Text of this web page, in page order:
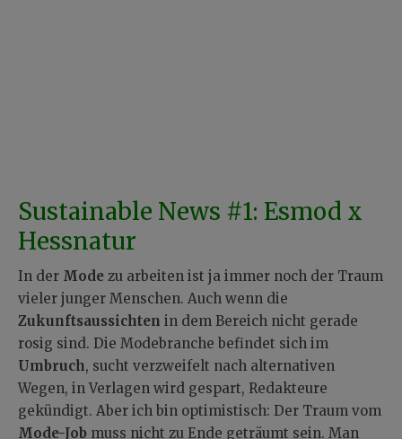
Sustainable News #1: Esmod x
Hessnatur
In der Mode zu arbeiten ist ja immer noch der Traum
vieler junger Menschen. Auch wenn die
Zukunftsaussichten in dem Bereich nicht gerade
rosig sind. Die Modebranche befindet sich im
Umbruch, sucht verzweifelt nach alternativen
Wegen, in Verlagen wird gespart, Redakteure
gekündigt. Aber ich bin optimistisch: Der Traum vom
Mode-Job muss nicht zu Ende geträumt sein. Man